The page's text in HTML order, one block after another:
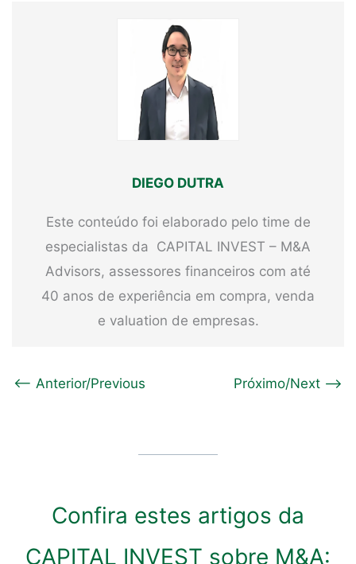
DIEGO DUTRA
Este conteúdo foi elaborado pelo time de
especialistas da CAPITAL INVEST – M&A
Advisors, assessores financeiros com até
40 anos de experiência em compra, venda
e valuation de empresas.
<-- Anterior/Previous Próximo/Next -->
Confira estes artigos da
CAPITAL INVEST sobre M&A: